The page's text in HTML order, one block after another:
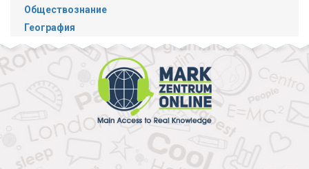
Обществознание
География